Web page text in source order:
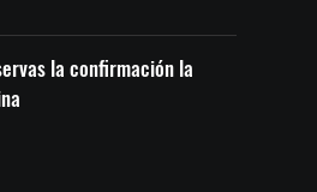
la confirmación la